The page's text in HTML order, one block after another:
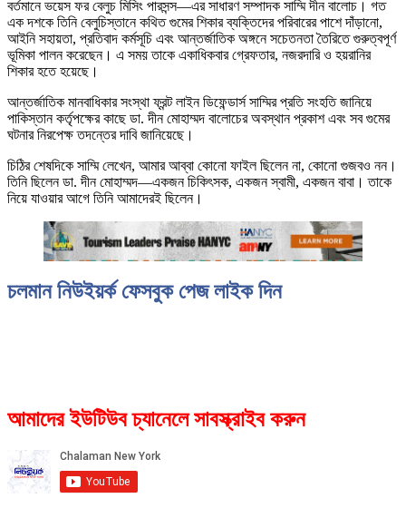
বর্তমানে ভয়েস ফর বেলুচ মিসিং পারসন্স—এর সাধারণ সম্পাদক সাম্মি দীন বালোচ। গত
এক দশকে তিনি বেলুচিস্তানে কথিত গুমের শিকার ব্যক্তিদের পরিবারের পাশে দাঁড়ানো,
আইনি সহায়তা, প্রতিবাদ কর্মসূচি এবং আন্তর্জাতিক অঙ্গনে সচেতনতা তৈরিতে গুরুত্বপূর্ণ
ভূমিকা পালন করেছেন। এ সময় তাকে একাধিকবার গ্রেফতার, নজরদারি ও হয়রানির
শিকার হতে হয়েছে।
আন্তর্জাতিক মানবাধিকার সংস্থা ফ্রন্ট লাইন ডিফেন্ডার্স সাম্মির প্রতি সংহতি জানিয়ে
পাকিস্তান কর্তৃপক্ষের কাছে ডা. দীন মোহাম্মদ বালোচের অবস্থান প্রকাশ এবং সব গুমের
ঘটনার নিরপেক্ষ তদন্তের দাবি জানিয়েছে।
চিঠির শেষদিকে সাম্মি লেখেন, আমার আব্বা কোনো ফাইল ছিলেন না, কোনো গুজবও নন।
তিনি ছিলেন ডা. দীন মোহাম্মদ—একজন চিকিৎসক, একজন স্বামী, একজন বাবা। তাকে
নিয়ে যাওয়ার আগে তিনি আমাদেরই ছিলেন।
চলমান নিউইয়র্ক ফেসবুক পেজ লাইক দিন
আমাদের ইউটিউব চ্যানেলে সাবস্ক্রাইব করুন